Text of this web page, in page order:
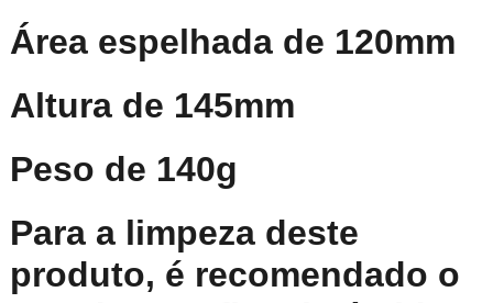
Área espelhada de 120mm
Altura de 145mm
Peso de 140g
Para a limpeza deste
produto, é recomendado o